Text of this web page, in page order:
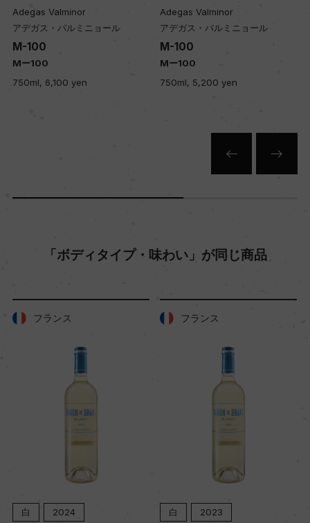
52hl/ha
樹齢
35ー40年
ー
コルク
Adegas Valminor
アデガス・バルミニョール
M-100
Mー100
750ml, 5,200 yen
Adegas Valminor
アデガス・バルミニョール
Valminor Albarino
バルミニョール アルバリーニョ
750ml, 3,350 yen
「ボディタイプ・味わい」が同じ商品
フランス
2023
フランス
2022